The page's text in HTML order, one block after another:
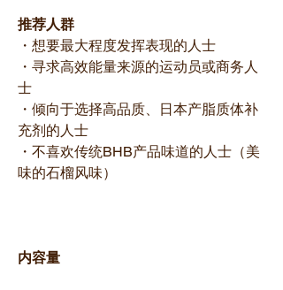
推荐人群
・想要最大程度发挥表现的人士
・寻求高效能量来源的运动员或商务人
士
・倾向于选择高品质、日本产脂质体补
充剂的人士
・不喜欢传统BHB产品味道的人士（美
味的石榴风味）
内容量